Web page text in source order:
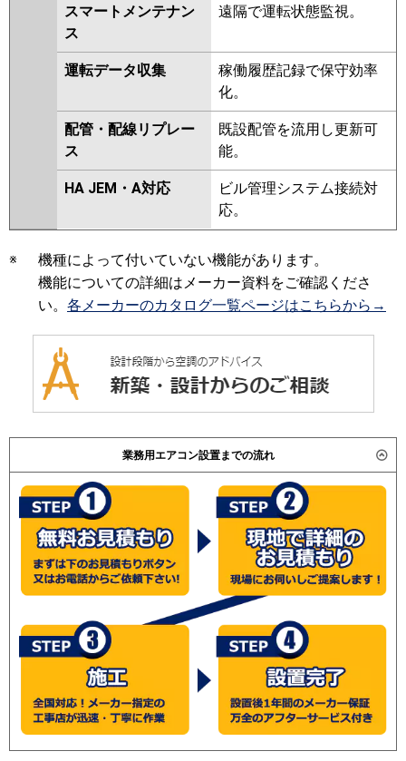
スマートメンテナン
ス
遠隔で運転状態監視。
運転データ収集
稼働履歴記録で保守効率
化。
配管・配線リプレー
ス
既設配管を流用し更新可
能。
HA JEM・A対応
ビル管理システム接続対
応。
※
機種によって付いていない機能があります。
機能についての詳細はメーカー資料をご確認くださ
い。 各メーカーのカタログ一覧ページはこちらから→
業務用エアコン設置までの流れ